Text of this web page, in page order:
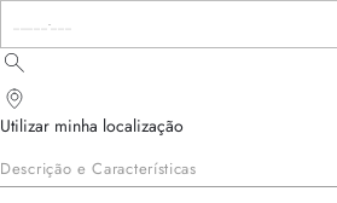
Utilizar minha localização
Descrição e Características